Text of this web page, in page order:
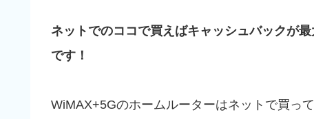
ネットでのココで買えばキャッシュバックが
です！
WiMAX+5Gのホームルーターはネットで買っ